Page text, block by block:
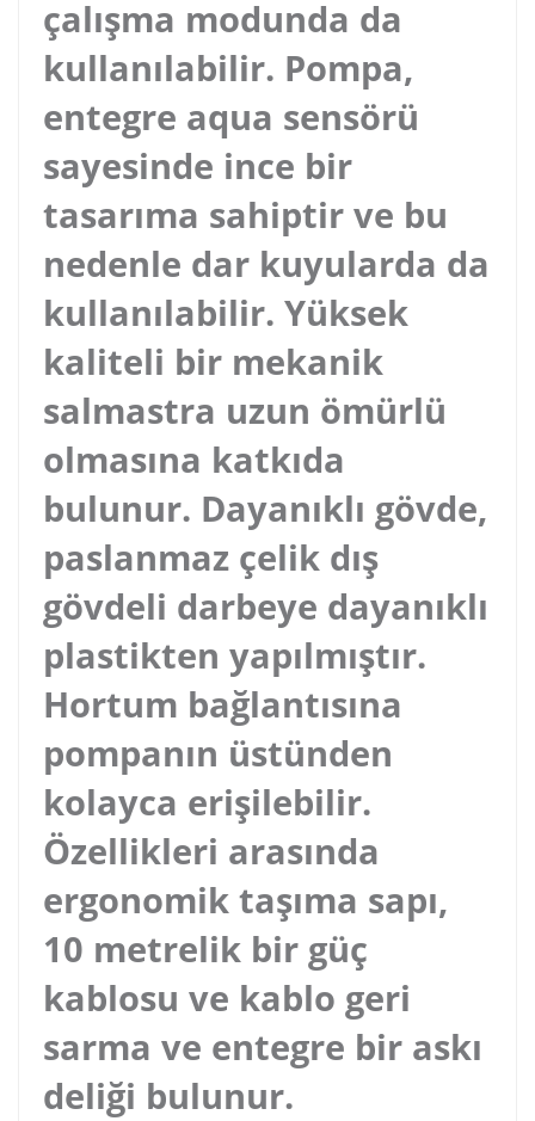
çalışma modunda da
kullanılabilir. Pompa,
entegre aqua sensörü
sayesinde ince bir
tasarıma sahiptir ve bu
nedenle dar kuyularda da
kullanılabilir. Yüksek
kaliteli bir mekanik
salmastra uzun ömürlü
olmasına katkıda
bulunur. Dayanıklı gövde,
paslanmaz çelik dış
gövdeli darbeye dayanıklı
plastikten yapılmıştır.
Hortum bağlantısına
pompanın üstünden
kolayca erişilebilir.
Özellikleri arasında
ergonomik taşıma sapı,
10 metrelik bir güç
kablosu ve kablo geri
sarma ve entegre bir askı
deliği bulunur.